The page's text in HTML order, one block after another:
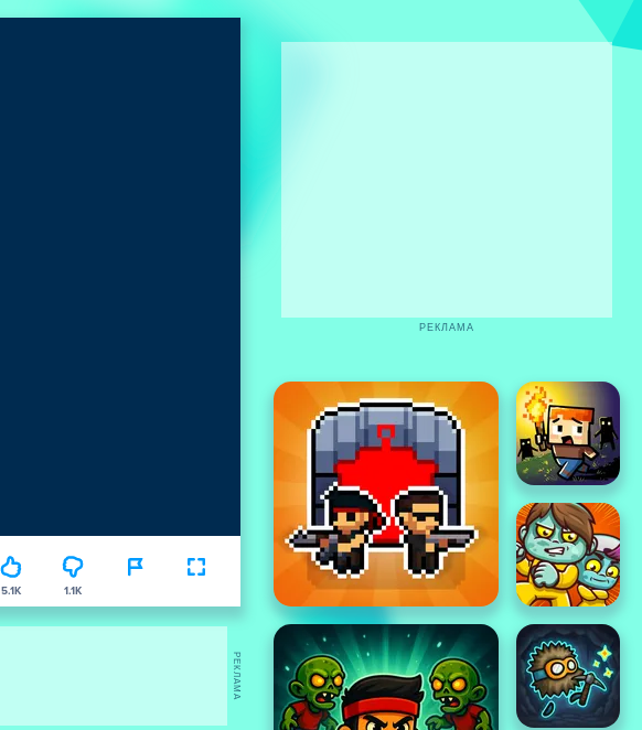
5.1K 1.1K
РЕКЛАМА
РЕКЛАМА